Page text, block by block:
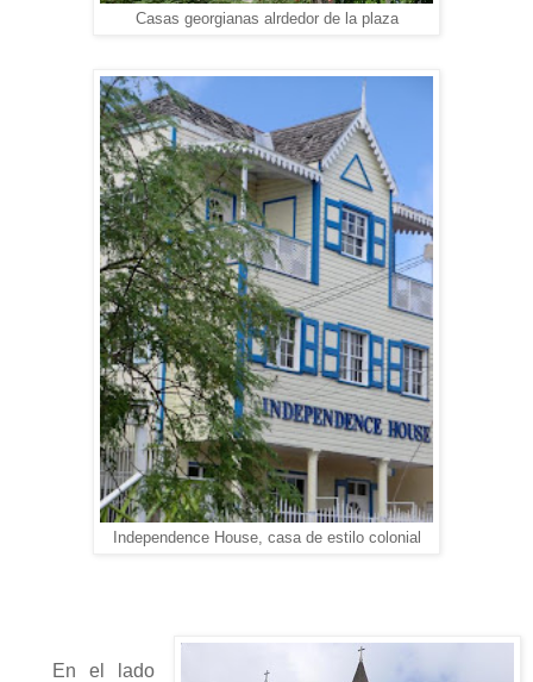
Casas georgianas alrdedor de la plaza
Independence House, casa de estilo colonial
En el lado